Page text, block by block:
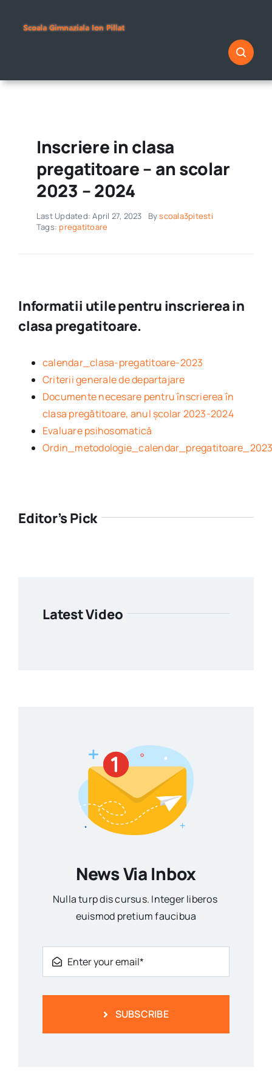
Inscriere in clasa
pregatitoare – an scolar
2023 – 2024
Last Updated: April 27, 2023 Byscoala3pitesti
Tags: pregatitoare
Informatii utile pentru inscrierea in
clasa pregatitoare.
calendar_clasa-pregatitoare-2023
Criterii generale de departajare
Documente necesare pentru înscrierea în
clasa pregătitoare, anul școlar 2023-2024
Evaluare psihosomatică
Editor’s Pick
Latest Video
News Via Inbox
Nulla turp dis cursus. Integer liberos
euismod pretium faucibua
SUBSCRIBE